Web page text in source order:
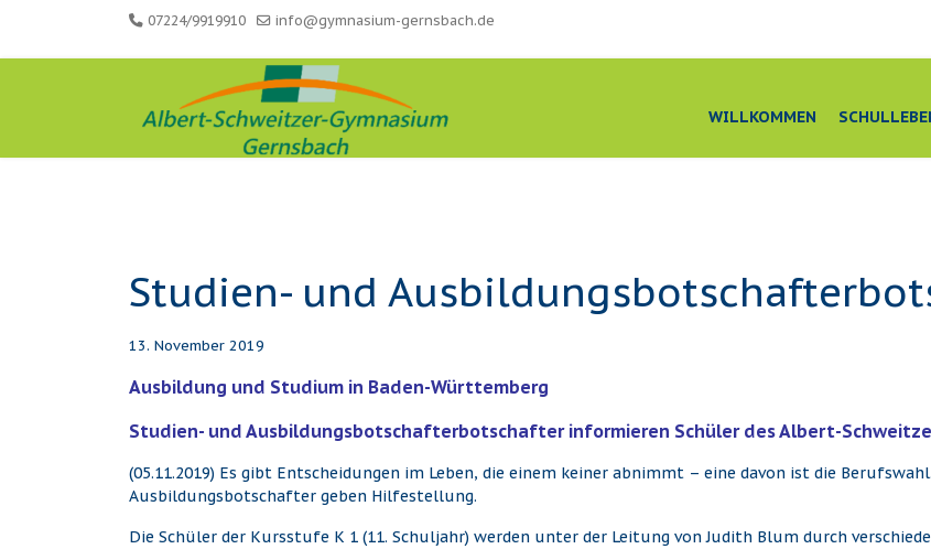
07224/9919910 info@gymnasium-gernsbach.de
WILLKOMMEN
Studien- und
13. November 2019
Ausbildung und Studium in Baden-Württemberg
Studien- und Ausbildungsbotschafterbotschafter informieren Schüler des Albert-
(05.11.2019) Es gibt Entscheidungen im Leben, die einem keiner abnimmt – eine davon ist die
Ausbildungsbotschafter geben Hilfestellung.
Die Schüler der Kursstufe K 1 (11. Schuljahr) werden unter der Leitung von Judith Blum durch